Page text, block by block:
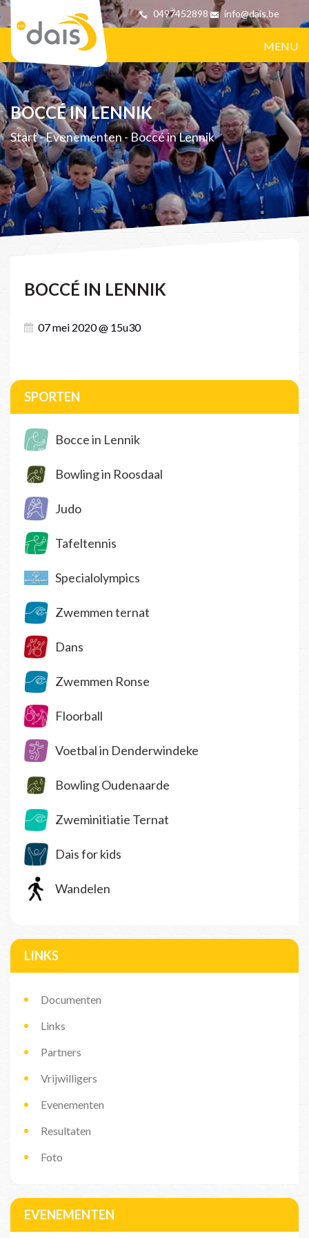
0497452898 info@dais.be
MENU
BOCCÉ IN LENNIK
Start-Evenementen-Boccé in Lennik
BOCCÉ IN LENNIK
07 mei 2020 @ 15u30
SPORTEN
Bocce in Lennik
Bowling in Roosdaal
Judo
Tafeltennis
Specialolympics
Zwemmen ternat
Dans
Zwemmen Ronse
Floorball
Voetbal in Denderwindeke
Bowling Oudenaarde
Zweminitiatie Ternat
Dais for kids
Wandelen
LINKS
Documenten
Links
Partners
Vrijwilligers
Evenementen
Resultaten
Foto
EVENEMENTEN